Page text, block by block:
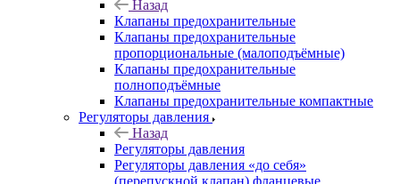
Назад
Клапаны предохранительные
Клапаны предохранительные
пропорциональные (малоподъёмные)
Клапаны предохранительные
полноподъёмные
Клапаны предохранительные компактные
Регуляторы давления
Назад
Регуляторы давления
Регуляторы давления «до себя»
(перепускной клапан) фланцевые